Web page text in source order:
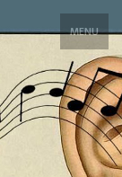
MENU